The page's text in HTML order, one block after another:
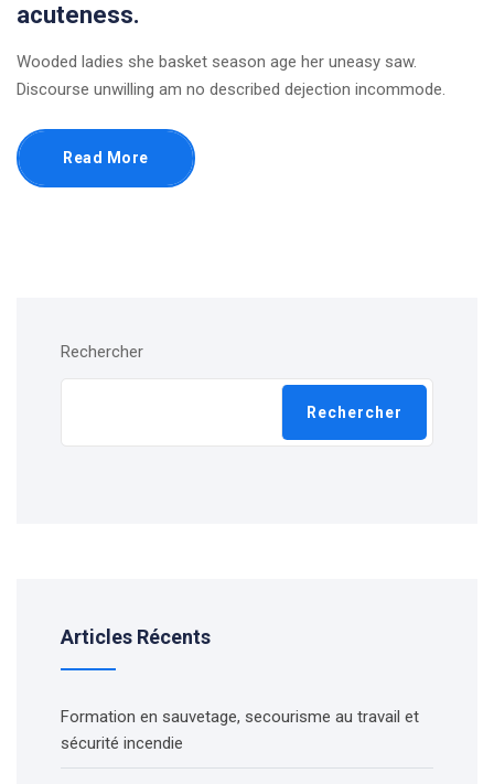
acuteness.
Wooded ladies she basket season age her uneasy saw.
Discourse unwilling am no described dejection incommode.
Read More
Rechercher
Rechercher
Articles Récents
Formation en sauvetage, secourisme au travail et
sécurité incendie